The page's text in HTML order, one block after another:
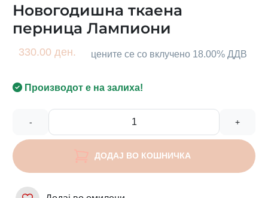
Новогодишна ткаена
перница Лампиони
330.00 ден. цените се со вклучено 18.00% ДДВ
Производот е на залиха!
- +
ДОДАЈ ВО КОШНИЧКА